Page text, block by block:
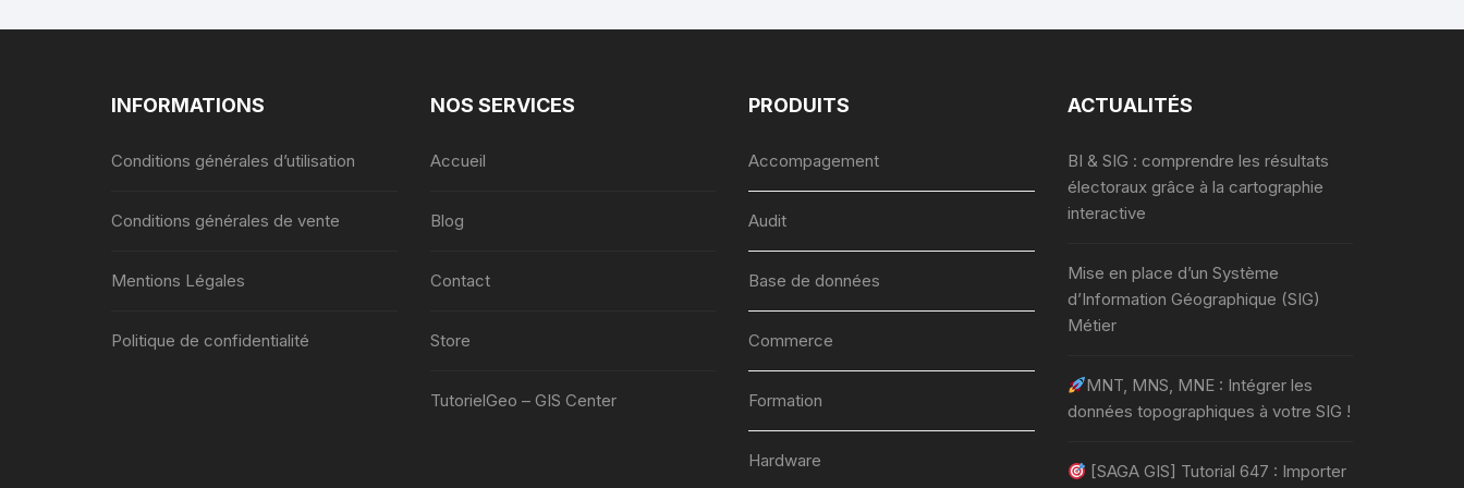
INFORMATIONS
Conditions générales d’utilisation
Conditions générales de vente
Mentions Légales
Politique de confidentialité
NOS SERVICES
Accueil
Blog
Contact
Store
TutorielGeo – GIS Center
PRODUITS
Accompagement
Audit
Base de données
Commerce
Formation
Hardware
ACTUALITÉS
BI & SIG : comprendre les résultats
électoraux grâce à la cartographie
interactive
Mise en place d’un Système
d’Information Géographique (SIG)
Métier
MNT, MNS, MNE : Intégrer les
données topographiques à votre SIG !
[SAGA GIS] Tutorial 647 : Importer